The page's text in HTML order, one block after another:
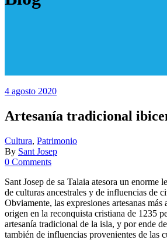
4 agosto 2020
Artesanía tradicional
Cultura, Patrimonio
By Sant Josep
0 Comments
Sant Josep de sa Talaia atesora un enorme
de culturas ancestrales y de influencias de
Obviamente, las expresiones artesanas más
origen en la reconquista cristiana de 1235
artesanía tradicional de la isla, y por ende
también de influencias provenientes de las